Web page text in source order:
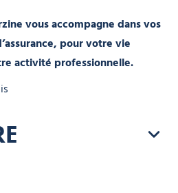
vous accompagne dans vos
pour votre vie
activité professionnelle.